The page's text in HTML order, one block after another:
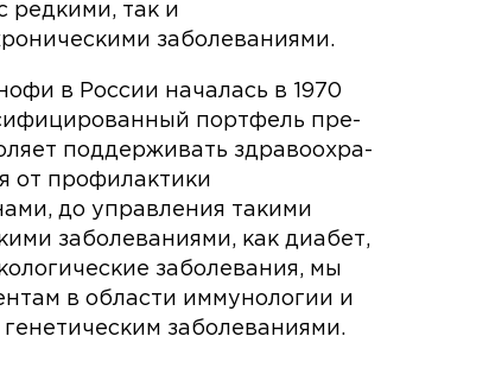
редкими, так и
заболеваниями.
в России началась в 1970
портфель пре­
поддерживать здравоохра­
от профилактики
до управления такими
заболеваниями, как диабет,
заболевания, мы
в области иммунологии и
заболеваниями.